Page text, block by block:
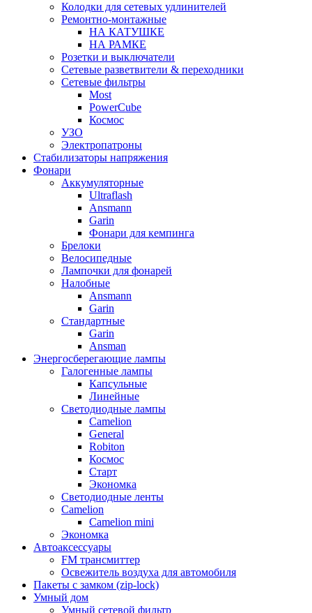
Колодки для сетевых удлинителей
Ремонтно-монтажные
НА КАТУШКЕ
НА РАМКЕ
Розетки и выключатели
Сетевые разветвители & переходники
Сетевые фильтры
Most
PowerCube
Космос
УЗО
Электропатроны
Стабилизаторы напряжения
Фонари
Аккумуляторные
Ultraflash
Ansmann
Garin
Фонари для кемпинга
Брелоки
Велосипедные
Лампочки для фонарей
Налобные
Ansmann
Garin
Стандартные
Garin
Ansman
Энергосберегающие лампы
Галогенные лампы
Капсульные
Линейные
Светодиодные лампы
Camelion
General
Robiton
Космос
Старт
Экономка
Светодиодные ленты
Camelion
Camelion mini
Экономка
Автоаксессуары
FM трансмиттер
Освежитель воздуха для автомобиля
Пакеты с замком (zip-lock)
Умный дом
Умный сетевой фильтр